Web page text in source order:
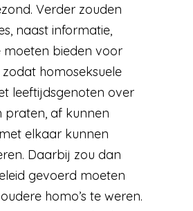
Verder zouden
naast informatie,
moeten bieden voor
homoseksuele
leeftijdsgenoten over
praten, af kunnen
elkaar kunnen
Daarbij zou dan
gevoerd moeten
homo’s te weren.